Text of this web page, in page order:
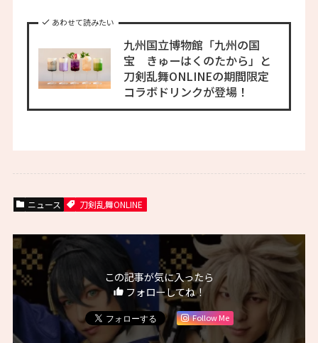
あわせて読みたい
九州国立博物館「九州の国
宝 きゅーはくのたから」と
刀剣乱舞ONLINEの期間限定
コラボドリンクが登場！
ニュース 刀剣乱舞ONLINE
この記事が気に入ったら
フォローしてね！
Follow Me